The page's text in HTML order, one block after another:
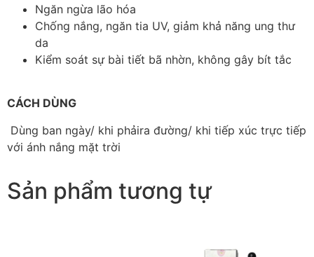
Ngăn ngừa lão hóa
Chống nắng, ngăn tia UV, giảm khả năng ung thư
da
Kiểm soát sự bài tiết bã nhờn, không gây bít tắc
CÁCH DÙNG
Dùng ban ngày/ khi phảira đường/ khi tiếp xúc trực tiếp
với ánh nắng mặt trời
Sản phẩm tương tự